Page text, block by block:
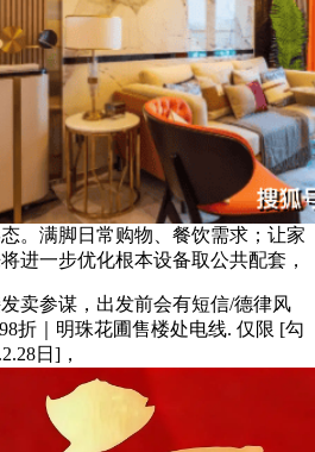
。满脚日常购物、餐饮需求；让家
进一步优化根本设备取公共配套，
参谋，出发前会有短信/德律风
折｜明珠花圃售楼处电线. 仅限 [勾
日]，